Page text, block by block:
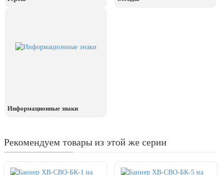
Информационные знаки
Рекомендуем товары из этой же серии